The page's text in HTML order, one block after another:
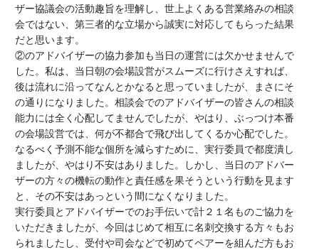
ザー協議会の活動趣旨を理解し、世上よくある営業絡みの相談
会ではない、第三者的な立場から誠実に対応してもらった結果
だと思います。
②のアドバイザーの協力参加も当日の運営には欠かせませんで
した。私は、当日朝の会場設営がスムーズに行けさえすれば、
後は流れに沿ってなんとかなると思っていましたが、まさにそ
の通りになりました。相談会でのアドバイザーの皆さんの相談
能力には全く心配してませんでしたが、やはり、ぶっつけ本番
の会場設営では、何が不都合で飛び出してくるか心配でした。
なるべく予測不能な個所を減らすために、実行委員で都度潰し
ましたが、やはり不安はありました。しかし、当日のアドバー
ザーの方々の機転の動作と責任感を果そうという行動を見ます
と、その不安はあっという間になくなりました。
実行委員とアドバイザーでのお手伝いで計２１名ものご協力を
いただきましたが、今回はじめて相互に名刺交換する方々もお
られましたし、受付や司会などで初めてペアーを組んだ方もお